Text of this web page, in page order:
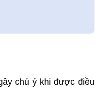
chú ý khi được điều